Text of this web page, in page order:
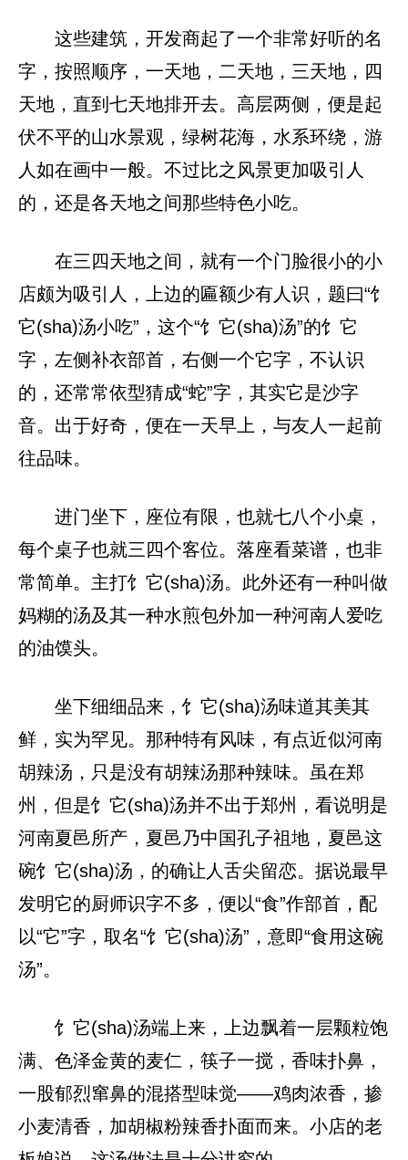
这些建筑，开发商起了一个非常好听的名
字，按照顺序，一天地，二天地，三天地，四
天地，直到七天地排开去。高层两侧，便是起
伏不平的山水景观，绿树花海，水系环绕，游
人如在画中一般。不过比之风景更加吸引人
的，还是各天地之间那些特色小吃。
在三四天地之间，就有一个门脸很小的小
店颇为吸引人，上边的匾额少有人识，题曰“饣
它(sha)汤小吃”，这个“饣它(sha)汤”的饣它
字，左侧补衣部首，右侧一个它字，不认识
的，还常常依型猜成“蛇”字，其实它是沙字
音。出于好奇，便在一天早上，与友人一起前
往品味。
进门坐下，座位有限，也就七八个小桌，
每个桌子也就三四个客位。落座看菜谱，也非
常简单。主打饣它(sha)汤。此外还有一种叫做
妈糊的汤及其一种水煎包外加一种河南人爱吃
的油馍头。
坐下细细品来，饣它(sha)汤味道其美其
鲜，实为罕见。那种特有风味，有点近似河南
胡辣汤，只是没有胡辣汤那种辣味。虽在郑
州，但是饣它(sha)汤并不出于郑州，看说明是
河南夏邑所产，夏邑乃中国孔子祖地，夏邑这
碗饣它(sha)汤，的确让人舌尖留恋。据说最早
发明它的厨师识字不多，便以“食”作部首，配
以“它”字，取名“饣它(sha)汤”，意即“食用这碗
汤”。
饣它(sha)汤端上来，上边飘着一层颗粒饱
满、色泽金黄的麦仁，筷子一搅，香味扑鼻，
一股郁烈窜鼻的混搭型味觉——鸡肉浓香，掺
小麦清香，加胡椒粉辣香扑面而来。小店的老